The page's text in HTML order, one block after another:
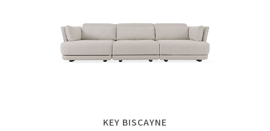
KEY BISCAYNE